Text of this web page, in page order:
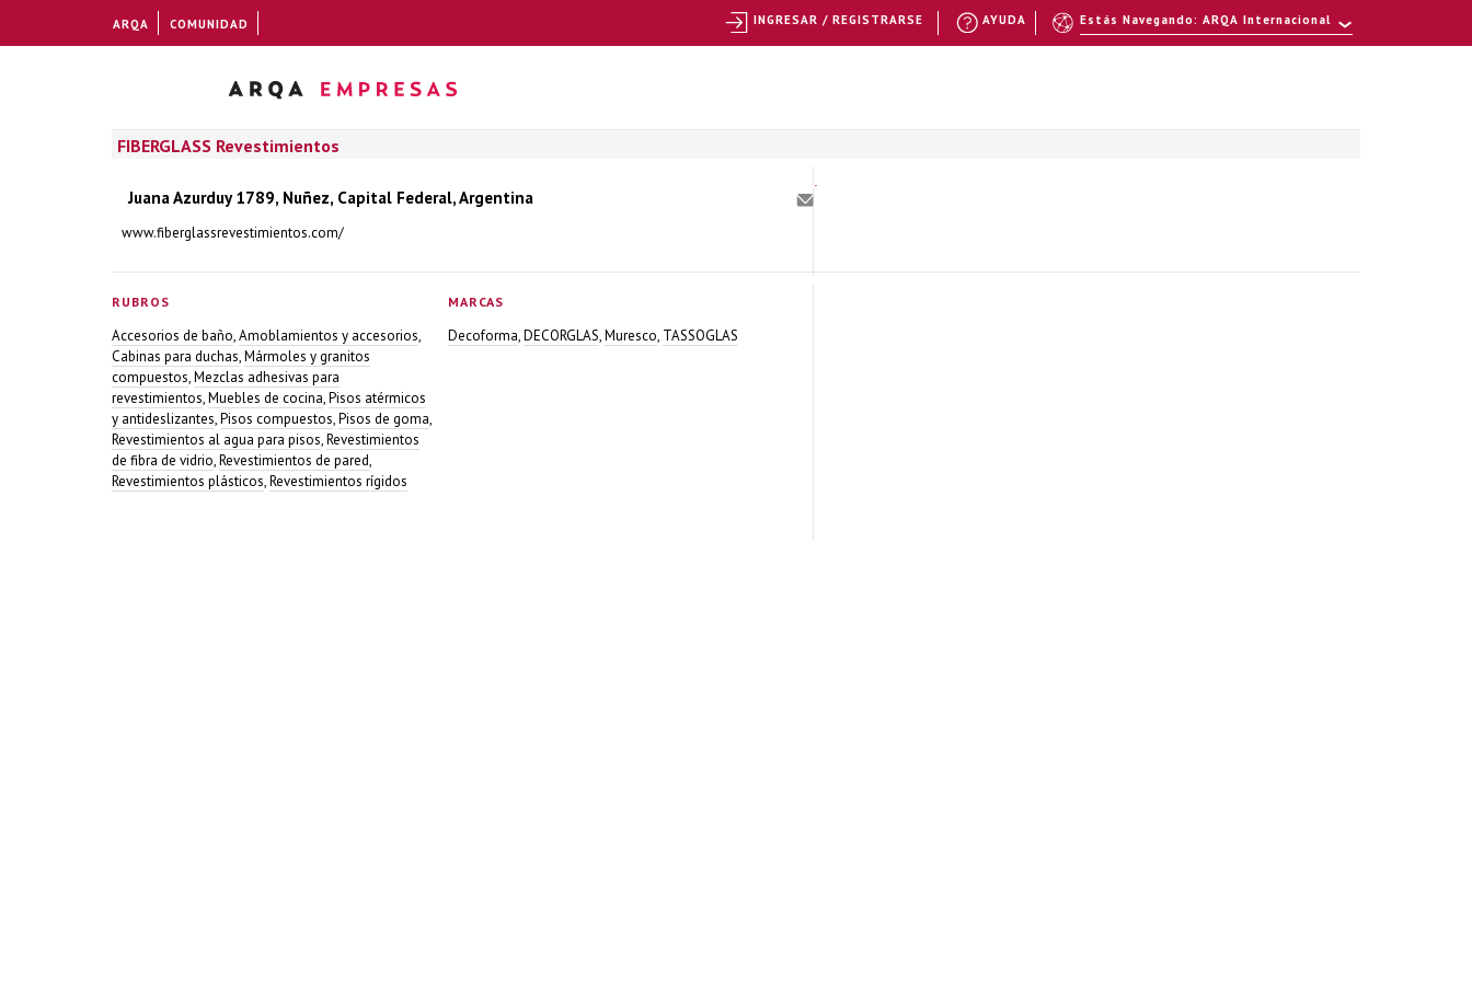
FIBERGLASS Revestimientos
Juana Azurduy 1789, Nuñez, Capital Federal, Argentina
www.fiberglassrevestimientos.com/
RUBROS
Accesorios de baño,Amoblamientos y accesorios,
Cabinas para duchas,Mármoles y granitos
compuestos,Mezclas adhesivas para
revestimientos,Muebles de cocina,Pisos atérmicos
y antideslizantes,Pisos compuestos,Pisos de goma,
Revestimientos al agua para pisos,Revestimientos
de fibra de vidrio,Revestimientos de pared,
Revestimientos plásticos,Revestimientos rígidos
MARCAS
Decoforma,DECORGLAS,Muresco, TASSOGLAS
ARQA COMUNIDAD Estás Navegando: ARQA Internacional
AYUDA
INGRESAR / REGISTRARSE